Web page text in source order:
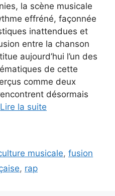
la scène musicale
effréné, façonnée
inattendues et
entre la chanson
aujourd’hui l’un des
de cette
comme deux
désormais
Lire la suite
musicale,fusion
, rap